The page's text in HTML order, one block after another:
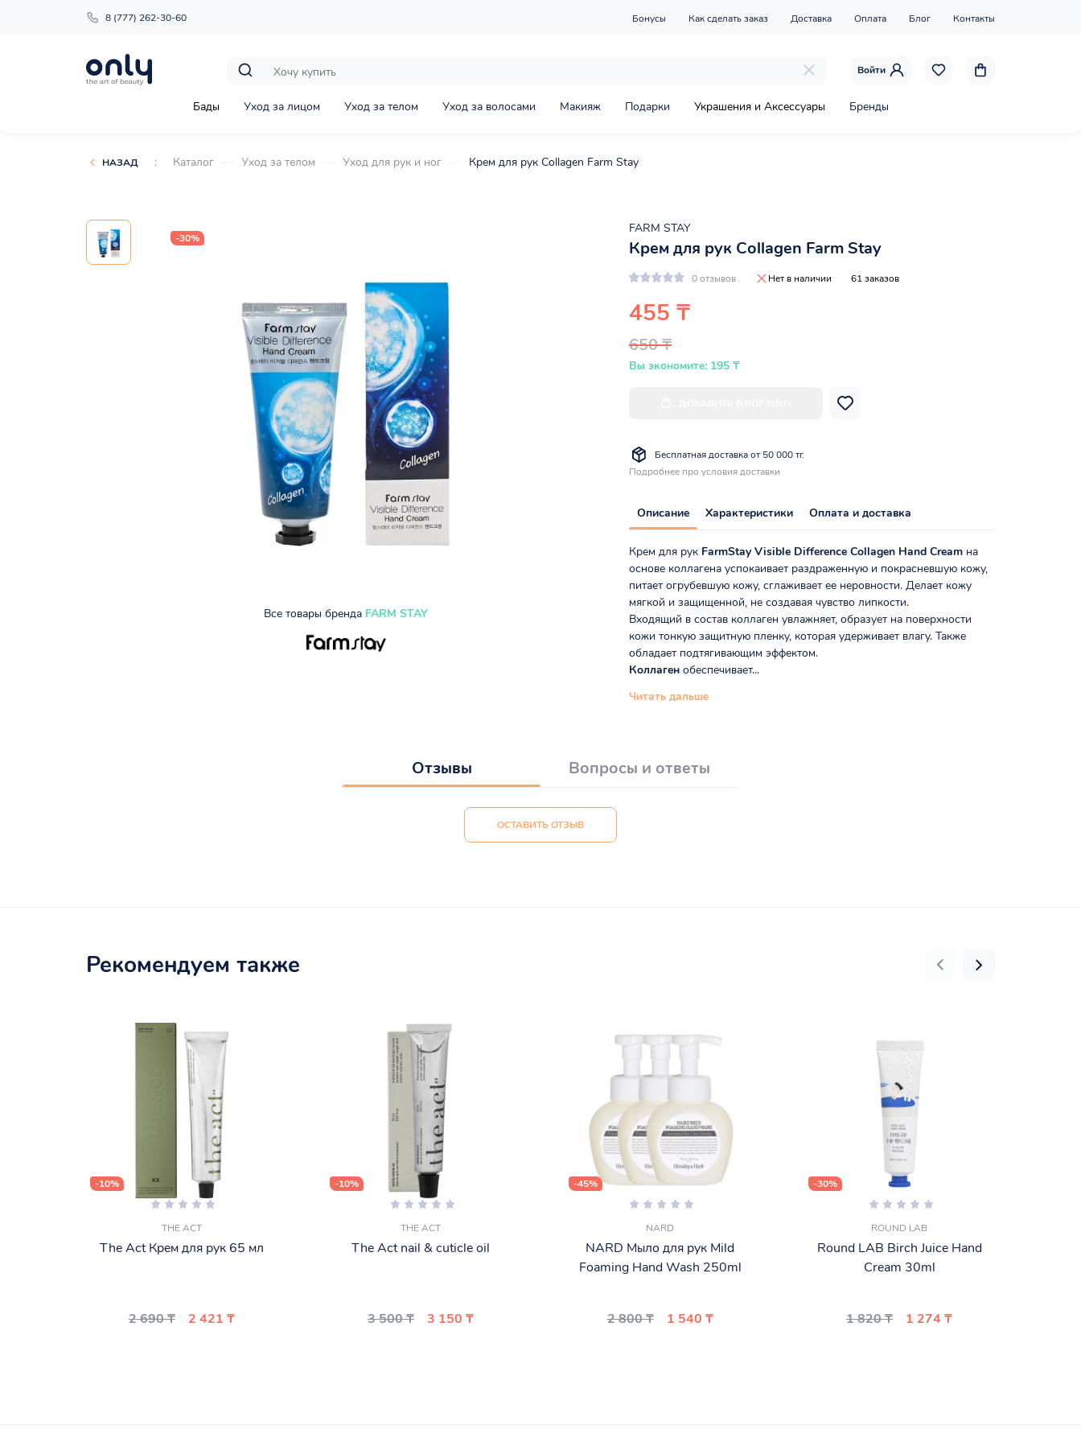
8 (777) 262-30-60 Бонусы Как сделать заказ Доставка Оплата Блог Контакты
Войти
Бады Уход за лицом Уход за телом Уход за волосами Макияж Подарки Украшения и Аксессуары Бренды
НАЗАД : Каталог Уход за телом Уход для рук и ног Крем для рук Collagen Farm Stay
-30%
Все товары бренда FARM STAY
FARM STAY
Крем для рук Collagen Farm Stay
0 отзывов Нет в наличии 61 заказов
455 ₸
650 ₸
Вы экономите: 195 ₸
Бесплатная доставка от 50 000 тг.
Подробнее про условия доставки
Описание Характеристики Оплата и доставка
Крем для рук FarmStay Visible Difference Collagen Hand Cream на
основе коллагена успокаивает раздраженную и покрасневшую кожу,
питает огрубевшую кожу, сглаживает ее неровности. Делает кожу
мягкой и защищенной, не создавая чувство липкости.
Входящий в состав коллаген увлажняет, образует на поверхности
кожи тонкую защитную пленку, которая удерживает влагу. Также
обладает подтягивающим эффектом.
Коллаген обеспечивает...
Читать дальше
Отзывы Вопросы и ответы
ОСТАВИТЬ ОТЗЫВ
Рекомендуем также
-10%
THE ACT
The Act Крем для рук 65 мл
2 690 ₸ 2 421 ₸
-10%
THE ACT
The Act nail & cuticle oil
3 500 ₸ 3 150 ₸
-45%
NARD
NARD Мыло для рук Mild
Foaming Hand Wash 250ml
2 800 ₸ 1 540 ₸
-30%
ROUND LAB
Round LAB Birch Juice Hand
Cream 30ml
1 820 ₸ 1 274 ₸